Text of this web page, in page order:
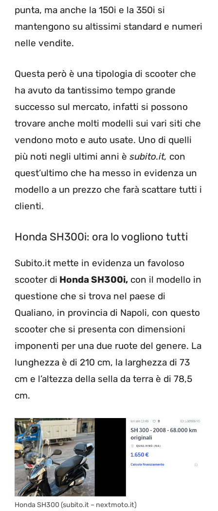
punta, ma anche la 150i e la 350i si
mantengono su altissimi standard e numeri
nelle vendite.
Questa però è una tipologia di scooter che
ha avuto da tantissimo tempo grande
successo sul mercato, infatti si possono
trovare anche molti modelli sui vari siti che
vendono moto e auto usate. Uno di quelli
più noti negli ultimi anni è subito.it, con
quest’ultimo che ha messo in evidenza un
modello a un prezzo che farà scattare tutti i
clienti.
Honda SH300i: ora lo vogliono tutti
Subito.it mette in evidenza un favoloso
scooter di Honda SH300i, con il modello in
questione che si trova nel paese di
Qualiano, in provincia di Napoli, con questo
scooter che si presenta con dimensioni
imponenti per una due ruote del genere. La
lunghezza è di 210 cm, la larghezza di 73
cm e l’altezza della sella da terra è di 78,5
cm.
Honda SH300 (subito.it – nextmoto.it)